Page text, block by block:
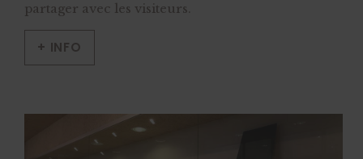
partager avec les visiteurs.
+ INFO